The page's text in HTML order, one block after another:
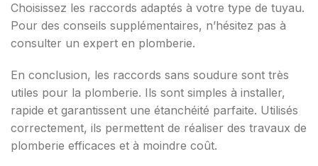
Choisissez les raccords adaptés à votre type de tuyau.
Pour des conseils supplémentaires, n’hésitez pas à
consulter un expert en plomberie.
En conclusion, les raccords sans soudure sont très
utiles pour la plomberie. Ils sont simples à installer,
rapide et garantissent une étanchéité parfaite. Utilisés
correctement, ils permettent de réaliser des travaux de
plomberie efficaces et à moindre coût.